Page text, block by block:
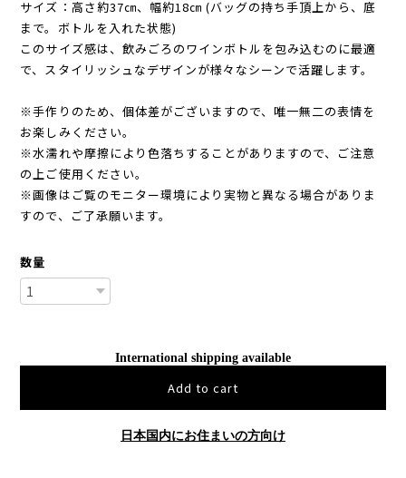
まで。ボトルを入れた状態)
このサイズ感は、飲みごろのワインボトルを包み込むのに最適
で、スタイリッシュなデザインが様々なシーンで活躍します。
※手作りのため、個体差がございますので、唯一無二の表情を
お楽しみください。
※水濡れや摩擦により色落ちすることがありますので、ご注意
の上ご使用ください。
※画像はご覧のモニター環境により実物と異なる場合がありま
すので、ご了承願います。
数量
International shipping available
Add to cart
日本国内にお住まいの方向け